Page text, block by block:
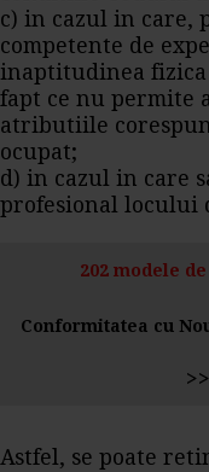
c) in cazul in care,
competente de
inaptitudinea
fapt ce nu permite
atributiile
ocupat;
d) in cazul in care
profesional locului
202 modele
Conformitatea cu
>>
Astfel, se poate